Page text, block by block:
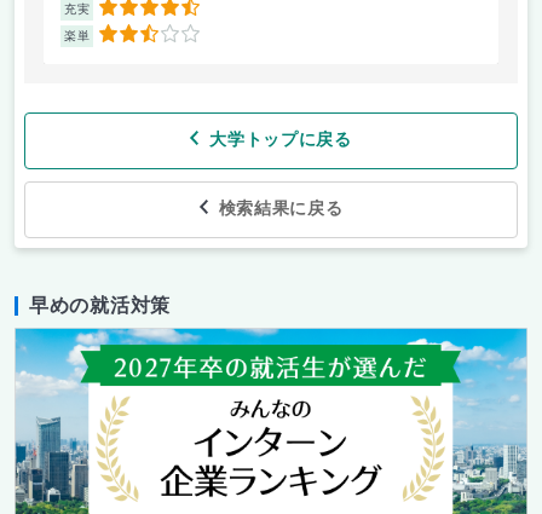
充実 4.5
楽単 2.5
大学トップに戻る
検索結果に戻る
早めの就活対策